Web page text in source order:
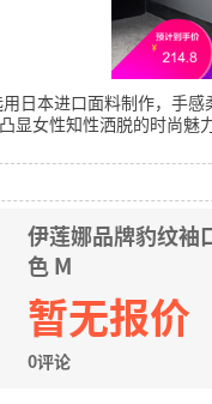
日本进口面料制作，手
显女性知性洒脱的时尚魅力
伊莲娜品牌豹纹袖
色 M
暂无报价
0评论